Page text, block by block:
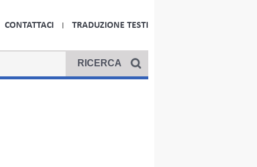
CONTATTACI TRADUZIONE TESTI